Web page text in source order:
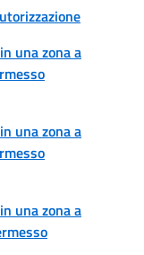
una zona a
una zona a
una zona a